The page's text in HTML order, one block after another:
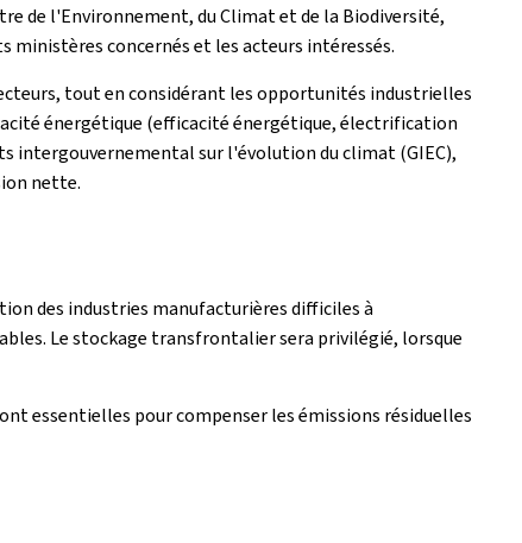
de l'Environnement, du Climat et de la Biodiversité,
ministères concernés et les acteurs intéressés.
tout en considérant les opportunités industrielles
énergétique (efficacité énergétique, électrification
intergouvernemental sur l'évolution du climat (GIEC),
nette.
des industries manufacturières difficiles à
Le stockage transfrontalier sera privilégié, lorsque
essentielles pour compenser les émissions résiduelles